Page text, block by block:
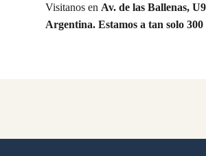
Visitanos en Av. de las Ballenas,
Argentina. Estamos a tan solo